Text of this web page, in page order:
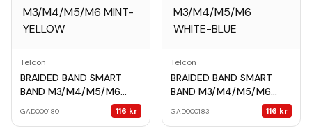
Telcon
BRAIDED BAND SMART
BAND M3/M4/M5/M6
GAD000180 116 kr
Telcon
BRAIDED BAND SMART
BAND M3/M4/M5/M6
GAD000183 116 kr